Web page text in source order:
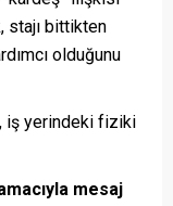
stajı bittikten
olduğunu
iş yerindeki fiziki
mesaj